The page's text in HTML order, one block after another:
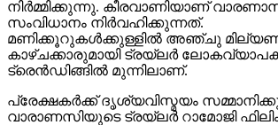
നിർമ്മിക്കുന്നു. കീരവാണിയാണ്
സംവിധാനം നിർവഹിക്കുന്നത്.
മണിക്കൂറുകൾക്കുള്ളിൽ അഞ്ചു
കാഴ്ചക്കാരുമായി ട്രയ്ലർ
ട്രെൻഡിങ്ങിൽ മുന്നിലാണ്.
പ്രേക്ഷകർക്ക് ദൃശ്യവിസ്മയം
വാരാണസിയുടെ ട്രയ്ലർ റാമോജി ഫിലിം